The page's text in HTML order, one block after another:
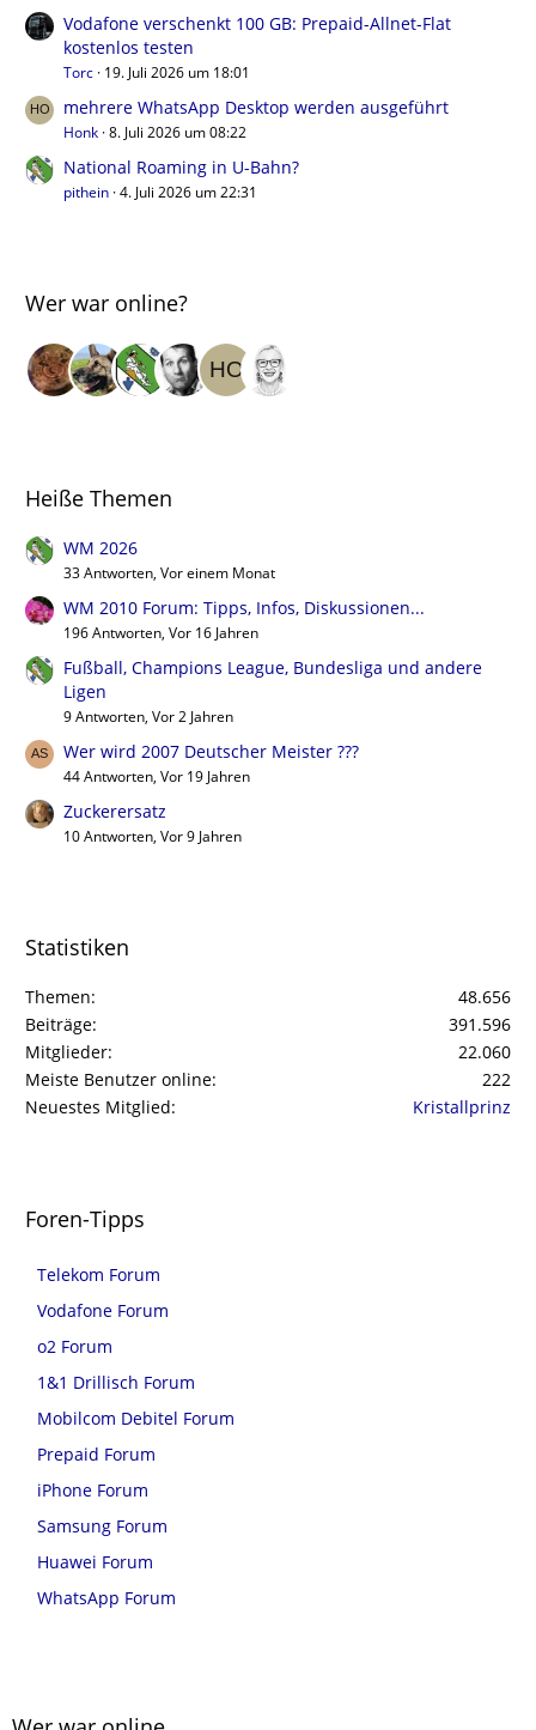
Vodafone verschenkt 100 GB: Prepaid-Allnet-Flat
kostenlos testen
Torc 19. Juli 2026 um 18:01
mehrere WhatsApp Desktop werden ausgeführt
Honk 8. Juli 2026 um 08:22
National Roaming in U-Bahn?
pithein 4. Juli 2026 um 22:31
Wer war online?
Heiße Themen
WM 2026
33 Antworten, Vor einem Monat
WM 2010 Forum: Tipps, Infos, Diskussionen...
196 Antworten, Vor 16 Jahren
Fußball, Champions League, Bundesliga und andere
Ligen
9 Antworten, Vor 2 Jahren
Wer wird 2007 Deutscher Meister ???
44 Antworten, Vor 19 Jahren
Zuckerersatz
10 Antworten, Vor 9 Jahren
Statistiken
Themen
48.656
Beiträge
391.596
Mitglieder
22.060
Meiste Benutzer online
222
Neuestes Mitglied
Kristallprinz
Foren-Tipps
Telekom Forum
Vodafone Forum
o2 Forum
1&1 Drillisch Forum
Mobilcom Debitel Forum
Prepaid Forum
iPhone Forum
Samsung Forum
Huawei Forum
WhatsApp Forum